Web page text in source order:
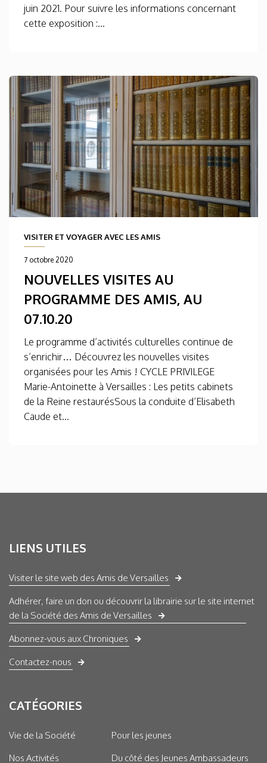
juin 2021. Pour suivre les informations concernant
cette exposition :...
VISITER ET VOYAGER AVEC LES AMIS
7 octobre 2020
NOUVELLES VISITES AU
PROGRAMME DES AMIS, AU
07.10.20
Le programme d’activités culturelles continue de
s’enrichir… Découvrez les nouvelles visites
organisées pour les Amis ! CYCLE PRIVILEGE
Marie-Antoinette à Versailles : Les petits cabinets
de la Reine restaurésSous la conduite d’Elisabeth
Caude et...
LIENS UTILES
Visiter le site web des Amis de Versailles
Adhérer, faire un don ou découvrir la librairie sur le site internet
de la Société des Amis de Versailles
Abonnez-vous aux Chroniques
Contactez-nous
CATÉGORIES
Vie de la Société
Nos Activités
Pour les jeunes
Du côté des Jeunes Ambassadeurs